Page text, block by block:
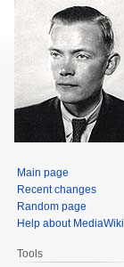
Main page
Recent changes
Random page
Help about MediaWiki
Tools